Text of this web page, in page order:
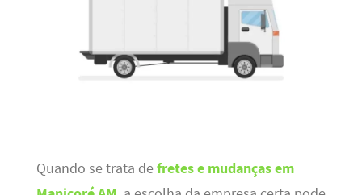
Quando se trata defretes e mudanças em